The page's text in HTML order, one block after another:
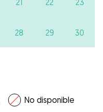
21 22 23
28 29 30
No disponible